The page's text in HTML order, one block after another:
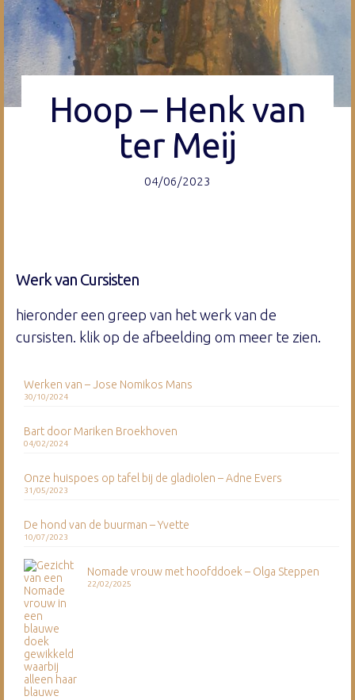
Hoop – Henk van
ter Meij
04/06/2023
Werk van Cursisten
hieronder een greep van het werk van de
cursisten. klik op de afbeelding om meer te zien.
Werken van – Jose Nomikos Mans
30/10/2024
Bart door Mariken Broekhoven
04/02/2024
Onze huispoes op tafel bij de gladiolen – Adne Evers
31/05/2023
De hond van de buurman – Yvette
10/07/2023
Nomade vrouw met hoofddoek – Olga Steppen
22/02/2025